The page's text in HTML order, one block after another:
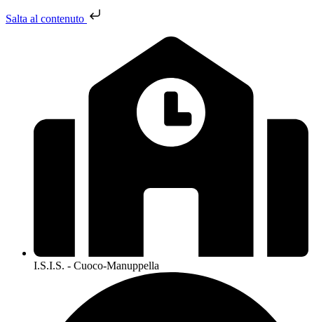
Salta al contenuto
I.S.I.S. - Cuoco-Manuppella